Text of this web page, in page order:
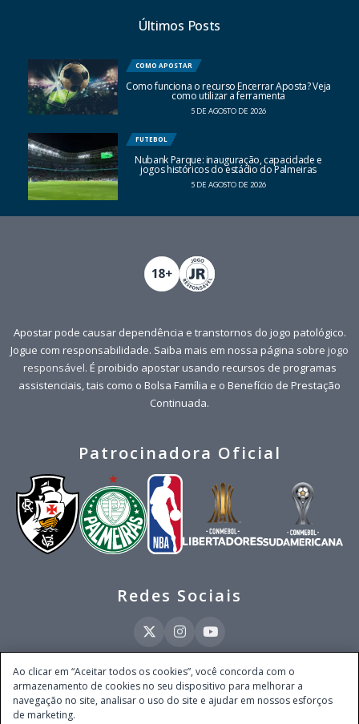
Últimos Posts
COMO APOSTAR
Como funciona o recurso Encerrar Aposta? Veja
como utilizar a ferramenta
5 DE AGOSTO DE 2026
FUTEBOL
Nubank Parque: inauguração, capacidade e
jogos históricos do estádio do Palmeiras
5 DE AGOSTO DE 2026
Apostar pode causar dependência e transtornos do jogo patológico.
Jogue com responsabilidade. Saiba mais em nossa página sobre jogo
responsável. É proibido apostar usando recursos de programas
assistenciais, tais como o Bolsa Família e o Benefício de Prestação
Continuada.
Patrocinadora Oficial
Redes Sociais
Este site é operado pela Ventmear Brasil LTDA (CNPJ 52.868.380/0001-84), com
endereço na Avenida Brigadeiro Faria Lima, nº 4.055, 3º andar, Itaim Bibi, no
Município de São Paulo, Estado de São Paulo, CEP 04538-133, Brasil - empresa
Ao clicar em “Aceitar todos os cookies”, você concorda com o
armazenamento de cookies no seu dispositivo para melhorar a
navegação no site, analisar o uso do site e ajudar em nossos esforços
de marketing.